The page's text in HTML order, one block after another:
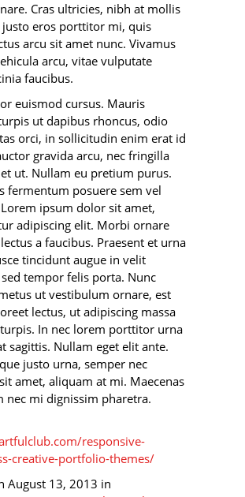
Cras ultricies, nibh at mollis
justo eros porttitor mi, quis
arcu sit amet nunc. Vivamus
arcu, vitae vulputate
faucibus.
euismod cursus. Mauris
ut dapibus rhoncus, odio
orci, in sollicitudin enim erat id
gravida arcu, nec fringilla
ut. Nullam eu pretium purus.
fermentum posuere sem vel
ipsum dolor sit amet,
adipiscing elit. Morbi ornare
a faucibus. Praesent et urna
tincidunt augue in velit
tempor felis porta. Nunc
ut vestibulum ornare, est
lectus, ut adipiscing massa
In nec lorem porttitor urna
sagittis. Nullam eget elit ante.
justo urna, semper nec
amet, aliquam at mi. Maecenas
nec mi dignissim pharetra.
responsive-
creative-portfolio-themes/
August 13, 2013 in